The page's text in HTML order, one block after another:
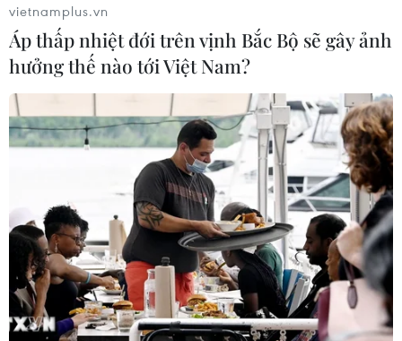
Chính thức mở lại ứng dụng gọi xe công
nghệ GrabCar tại Hà Nội
14/10/2021 03:27
Tất cả đối tác tài xế GrabCar được hoạt động đã được
vietnamplus.vn
Áp thấp nhiệt đới trên vịnh Bắc Bộ sẽ gây ảnh
hưởng thế nào tới Việt Nam?